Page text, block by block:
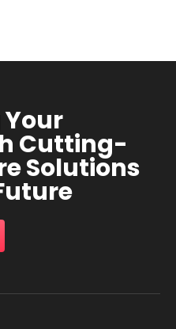
Cutting-
Solutions